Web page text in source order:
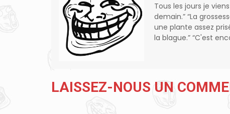
Tous les jours je
demain.” “La
une plante assez
la blague.” “C'est
LAISSEZ-NOUS UN